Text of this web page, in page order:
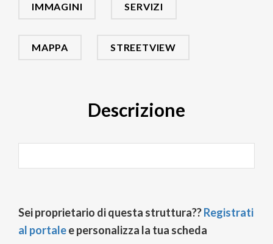
IMMAGINI SERVIZI
MAPPA STREETVIEW
Descrizione
Sei proprietario di questa struttura??Registrati
al portalee personalizza la tua scheda